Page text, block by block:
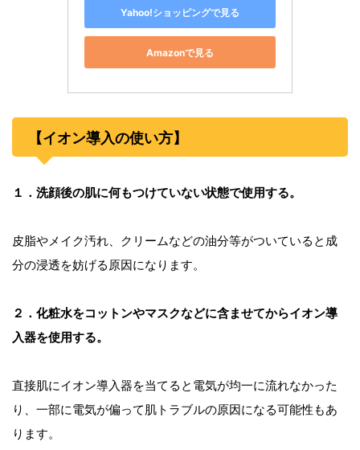
Yahoo!ショッピングで見る
Amazonで見る
【イオン導入の使い方】
１．洗顔後の肌に何もつけていない状態で使用する。
皮脂やメイク汚れ、クリームなどの油分等がついていると成
分の浸透を妨げる原因になります。
２．化粧水をコットンやマスクなどに含ませてからイオン導
入器を使用する。
直接肌にイオン導入器を当てると電気が均一に流れなかった
り、一部に電気が偏って肌トラブルの原因になる可能性もあ
ります。